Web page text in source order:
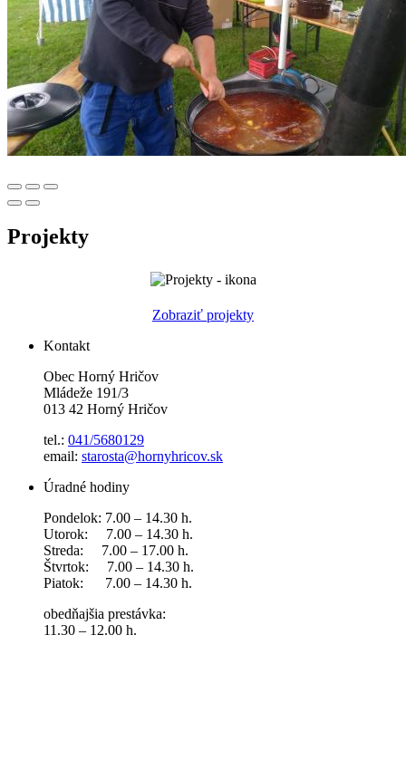
Projekty
Zobraziť projekty
Kontakt
Obec Horný Hričov
Mládeže 191/3
013 42 Horný Hričov
tel.: 041/5680129
email: starosta@hornyhricov.sk
Úradné hodiny
Pondelok: 7.00 – 14.30 h.
Utorok: 7.00 – 14.30 h.
Streda: 7.00 – 17.00 h.
Štvrtok: 7.00 – 14.30 h.
Piatok: 7.00 – 14.30 h.
obedňajšia prestávka:
11.30 – 12.00 h.